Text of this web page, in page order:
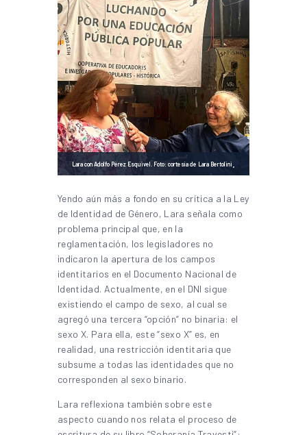
Lara con Adolfo Pérez Esquivel. Foto: cortesía de Lara Bertolini .
Yendo aún más a fondo en su crítica a la Ley
de Identidad de Género, Lara señala como
problema principal que, en la
reglamentación, los legisladores no
indicaron la apertura de los campos
identitarios en el Documento Nacional de
Identidad. Actualmente, en el DNI sigue
existiendo el campo de sexo, al cual se
agregó una tercera “opción” no binaria: el
sexo X. Para ella, este “sexo X” es, en
realidad, una restricción identitaria que
subsume a todas las identidades que no
corresponden al sexo binario.
Lara reflexiona también sobre este
aspecto cuando nos relata el proceso de